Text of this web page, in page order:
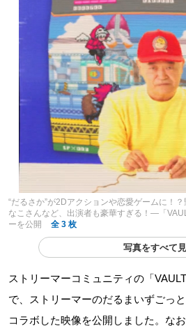
“だるさか”が2Dアクションや恋愛ゲームに！
なこさんなど、出演者も豪華すぎる！―「
ーを公開
全 3 枚
写真をすべて
ストリーマーコミュニティの「
で、ストリーマーのだるまいずごっ
コラボした映像を公開しました。な